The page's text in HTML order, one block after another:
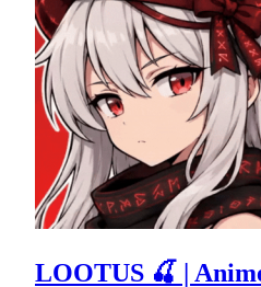
LOOTUS 🍒 |